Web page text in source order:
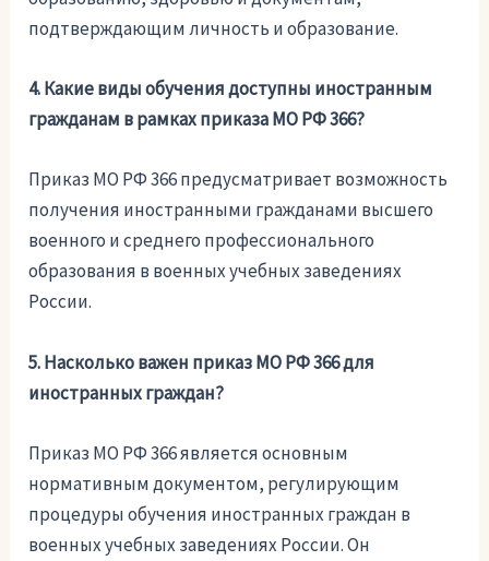
подтверждающим личность и образование.
4. Какие виды обучения доступны иностранным
гражданам в рамках приказа МО РФ 366?
Приказ МО РФ 366 предусматривает возможность
получения иностранными гражданами высшего
военного и среднего профессионального
образования в военных учебных заведениях
России.
5. Насколько важен приказ МО РФ 366 для
иностранных граждан?
Приказ МО РФ 366 является основным
нормативным документом, регулирующим
процедуры обучения иностранных граждан в
военных учебных заведениях России. Он